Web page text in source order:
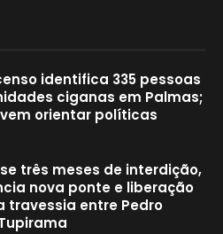
identifica 335 pessoas
ciganas em Palmas;
orientar políticas
três meses de interdição,
nova ponte e liberação
travessia entre Pedro